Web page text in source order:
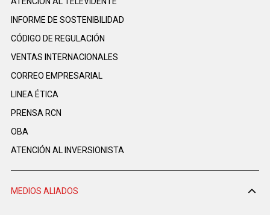
INFORME DE SOSTENIBILIDAD
CÓDIGO DE REGULACIÓN
VENTAS INTERNACIONALES
CORREO EMPRESARIAL
LINEA ÉTICA
PRENSA RCN
OBA
ATENCIÓN AL INVERSIONISTA
MEDIOS ALIADOS